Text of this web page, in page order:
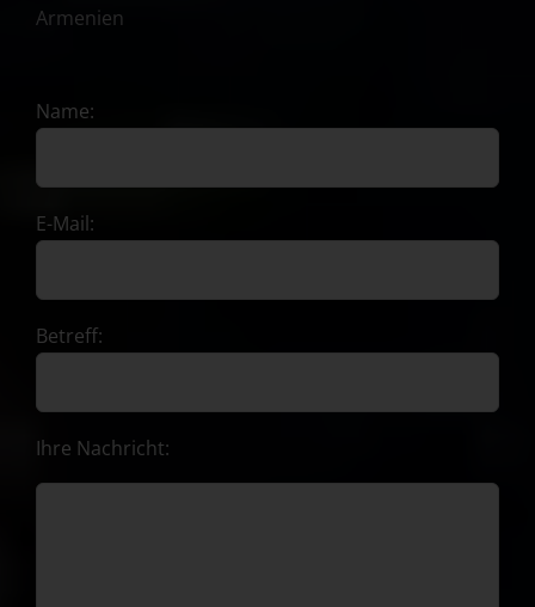
Armenien
Name:
E-Mail:
Betreff:
Ihre Nachricht: